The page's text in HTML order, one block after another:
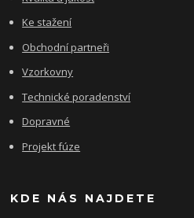
Ke stažení
Obchodní partneři
Vzorkovny
Technické poradenství
Dopravné
Projekt fúze
KDE NÁS NAJDETE